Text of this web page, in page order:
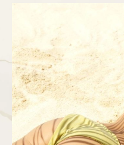
kora” ne nestaje.
masnoća. On je